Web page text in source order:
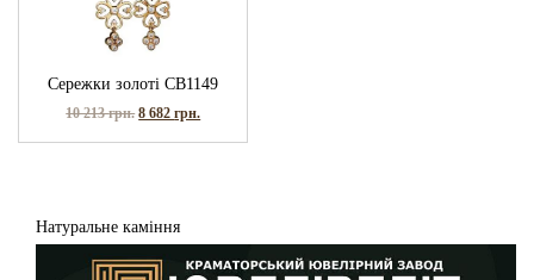
Сережки золоті СВ1149
10 213грн. 8 682грн.
Натуральне каміння